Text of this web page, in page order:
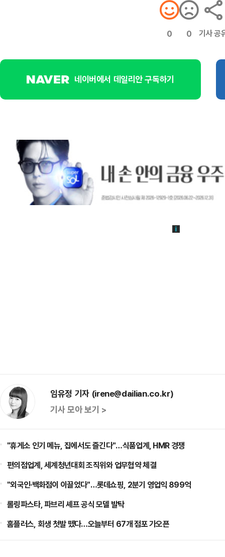
0 0 기사 공
네이버에서 데일리안 구독하기
임유정 기자 (irene@dailian.co.kr)
기사 모아 보기 >
"휴게소 인기 메뉴, 집에서도 즐긴다"…식품업계, HMR 경쟁
편의점업계, 세계청년대회 조직위와 업무협약 체결
"외국인·백화점이 이끌었다"…롯데쇼핑, 2분기 영업익 899억
롤링파스타, 파브리 셰프 공식 모델 발탁
홈플러스, 회생 첫발 뗐다…오늘부터 67개 점포 가오픈